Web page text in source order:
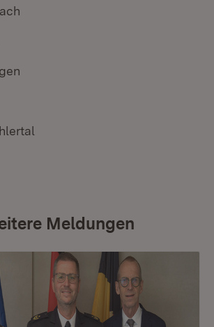
Meldungen